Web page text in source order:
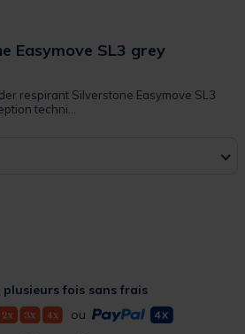
Easymove SL3 grey
Rating
respirant Silverstone Easymove SL3
techni...
plusieurs fois sans frais
ou